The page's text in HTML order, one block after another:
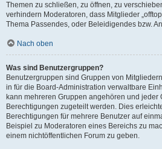
Themen zu schließen, zu öffnen, zu
verhindern Moderatoren, dass Mitglieder
Thema Passendes, oder Beleidigendes bzw.
Nach oben
Was sind Benutzergruppen?
Benutzergruppen sind Gruppen von
in für die Board-Administration verwaltbare
kann mehreren Gruppen angehören und jeder
Berechtigungen zugeteilt werden. Dies
Berechtigungen für mehrere Benutzer auf
Beispiel zu Moderatoren eines Bereichs zu
einem nichtöffentlichen Forum zu geben.